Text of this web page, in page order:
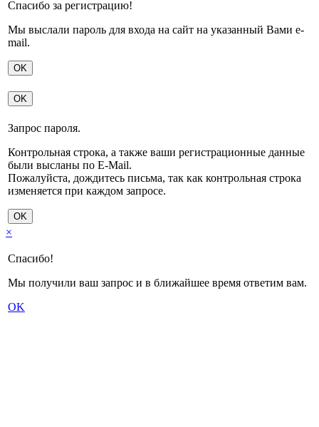
Спасибо за регистрацию!
Мы выслали пароль для входа на сайт на указанный Вами e-
mail.
OK
OK
Запрос пароля.
Контрольная строка, а также ваши регистрационные данные
были высланы по E-Mail.
Пожалуйста, дождитесь письма, так как контрольная строка
изменяется при каждом запросе.
OK
×
Спасибо!
Мы получили ваш запрос и в ближайшее время ответим вам.
OK